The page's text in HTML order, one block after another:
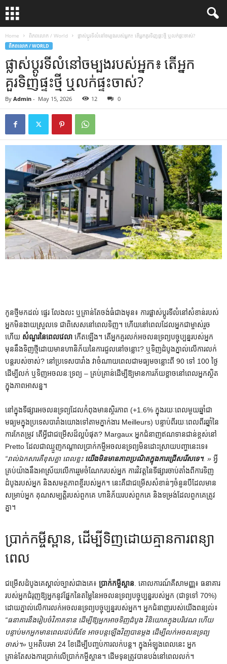
Home ពិភពលោក / World ផ្លាស់ប្តូរទីលំនៅចម្បងរបស់អ្នក៖ តើអ្នកគួរទិញផ្ទះថ្មី ឬលក់ផ្ទះចាស់?
ពិភពលោក / WORLD
ផ្លាស់ប្តូរទីលំនៅចម្បងរបស់អ្នក៖ តើអ្នក
គួរទិញផ្ទះថ្មី ឬលក់ផ្ទះចាស់?
By Admin - May 15, 2026 12 0
កូនថ្មីមកដល់ ផ្ទេរ លែងលះ ឬគ្រាន់តែចង់ធំជាងមុន៖ ការផ្លាស់ប្តូរទីលំនៅសំខាន់របស់
អ្នកមិនងាយស្រួលទេ ជាពិសេសនៅពេលទិញ។ ហើយនៅពេលដែលអ្នកជាម្ចាស់រួច
ហើយ សំណួរនៃពេលវេលា កើតឡើង។ តើ​អ្នក​គួរ​លក់​អចលនទ្រព្យ​បច្ចុប្បន្ន​របស់​អ្នក​
មុន​នឹង​ទិញ​ថ្មី​ដោយ​មាន​ហានិភ័យ​នៃ​ការ​ជួល​នៅ​ចន្លោះ​? ឬ​ទិញ​ដំបូង​ភ្នាល់​លើ​ការ​លក់​
បន្ត​របស់​ចាស់? នៅប្រទេសបារាំង វាចំណាយពេលជាមធ្យមចន្លោះពី 90 ទៅ 100 ថ្ងៃ
ដើម្បីលក់ ឬទិញអចលនៈទ្រព្យ – គ្រប់គ្រាន់ដើម្បីឱ្យមានការភ័យខ្លាចនៅពេលអ្នកស្ថិត
ក្នុងភាពអាសន្ន។
នៅក្នុងទីផ្សារអចលនទ្រព្យដែលកំពុងមានស្ថិរភាព (+1.6% ក្នុងរយៈពេលមួយឆ្នាំជា
មធ្យមក្នុងប្រទេសបារាំងយោងទៅតាមភ្នាក់ងារ Meilleurs) បន្ទាប់ពីរយៈពេលពីរឆ្នាំនៃ
ការកែតម្រូវ តើអ្វីជាជម្រើសដ៏ល្អបំផុត? Margaux អ្នកជំនាញឥណទានជាន់ខ្ពស់នៅ
Pretto ដែលជាឈ្មួញកណ្តាលប្រាក់កម្ចីអចលនទ្រព្យមិនដោះស្រាយបញ្ហានេះទេ៖
“រាល់ឯកសារគឺខុសគ្នា ពេលខ្លះ យើងមិនមានភាពប្រណិតក្នុងការជ្រើសរើសទេ។. » អ្វី
គ្រប់យ៉ាងនឹងអាស្រ័យលើការរួមចំណែករបស់អ្នក ការវិវត្តនៃទីផ្សារចាប់តាំងពីការទិញ
ដំបូងរបស់អ្នក និងសមត្ថភាពខ្ចីរបស់អ្នក។ នេះគឺជាជម្រើសសំខាន់ៗចំនួនបីដែលមាន
សម្រាប់អ្នក គុណសម្បត្តិរបស់ពួកគេ ហានិភ័យរបស់ពួកគេ និងទម្រង់ដែលពួកគេត្រូវ
គ្នា។
ប្រាក់កម្ចីស្ពាន, ដើម្បីទិញដោយគ្មានការពន្យា
ពេល
ជម្រើសដំបូងគេស្គាល់ច្បាស់ជាងគេ៖ ប្រាក់កម្ចីស្ពាន . គោលការណ៍គឺសាមញ្ញ៖ ធនាគារ
របស់អ្នកជំរុញឱ្យអ្នកនូវផ្នែកនៃតម្លៃនៃអចលនទ្រព្យបច្ចុប្បន្នរបស់អ្នក (ជាទូទៅ 70%)
ដោយភ្នាល់លើការលក់អចលនទ្រព្យបច្ចុប្បន្នរបស់អ្នក។ អ្នកជំនាញរបស់យើងពន្យល់៖
“ធនាគារនឹងរៀបចំវិភាគទាន ដើម្បីឱ្យអ្នកអាចទិញដំបូង វិនិយោគក្នុងបរិវេណ ហើយ
បន្ទាប់មកអ្នកមានពេលដប់ពីរខែ អាចបន្តឡើងវិញបានម្តង ដើម្បីលក់អចលនទ្រព្យ
ចាស់។» ឬអតិបរមា 24 ខែដើម្បីបញ្ចប់ការលក់បន្ត។ ក្នុងអំឡុងពេលនេះ អ្នក
គ្រាន់តែសងការប្រាក់លើប្រាក់កម្ចីស្ពាន។ ដើមទុនត្រូវបានបង់នៅពេលលក់។